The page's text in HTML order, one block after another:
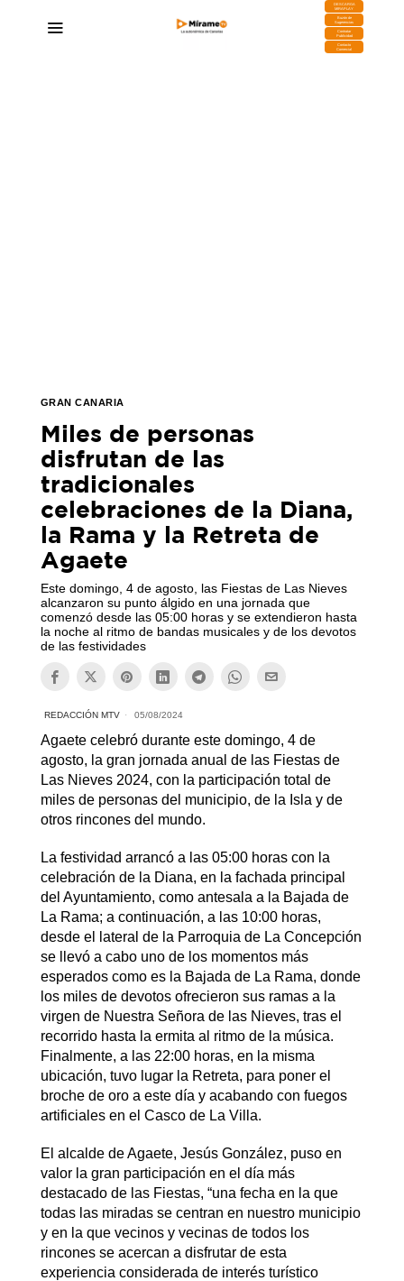
DESCARGA
MIRAPLAY
Buzón de
Sugerencias
Contratar
Publicidad
Contacto
Comercial
GRAN CANARIA
Miles de personas
disfrutan de las
tradicionales
celebraciones de la Diana,
la Rama y la Retreta de
Agaete
Este domingo, 4 de agosto, las Fiestas de Las Nieves
alcanzaron su punto álgido en una jornada que
comenzó desde las 05:00 horas y se extendieron hasta
la noche al ritmo de bandas musicales y de los devotos
de las festividades
REDACCIÓN MTV 05/08/2024
Agaete celebró durante este domingo, 4 de
agosto, la gran jornada anual de las Fiestas de
Las Nieves 2024, con la participación total de
miles de personas del municipio, de la Isla y de
otros rincones del mundo.
La festividad arrancó a las 05:00 horas con la
celebración de la Diana, en la fachada principal
del Ayuntamiento, como antesala a la Bajada de
La Rama; a continuación, a las 10:00 horas,
desde el lateral de la Parroquia de La Concepción
se llevó a cabo uno de los momentos más
esperados como es la Bajada de La Rama, donde
los miles de devotos ofrecieron sus ramas a la
virgen de Nuestra Señora de las Nieves, tras el
recorrido hasta la ermita al ritmo de la música.
Finalmente, a las 22:00 horas, en la misma
ubicación, tuvo lugar la Retreta, para poner el
broche de oro a este día y acabando con fuegos
artificiales en el Casco de La Villa.
El alcalde de Agaete, Jesús González, puso en
valor la gran participación en el día más
destacado de las Fiestas, “una fecha en la que
todas las miradas se centran en nuestro municipio
y en la que vecinos y vecinas de todos los
rincones se acercan a disfrutar de esta
experiencia considerada de interés turístico